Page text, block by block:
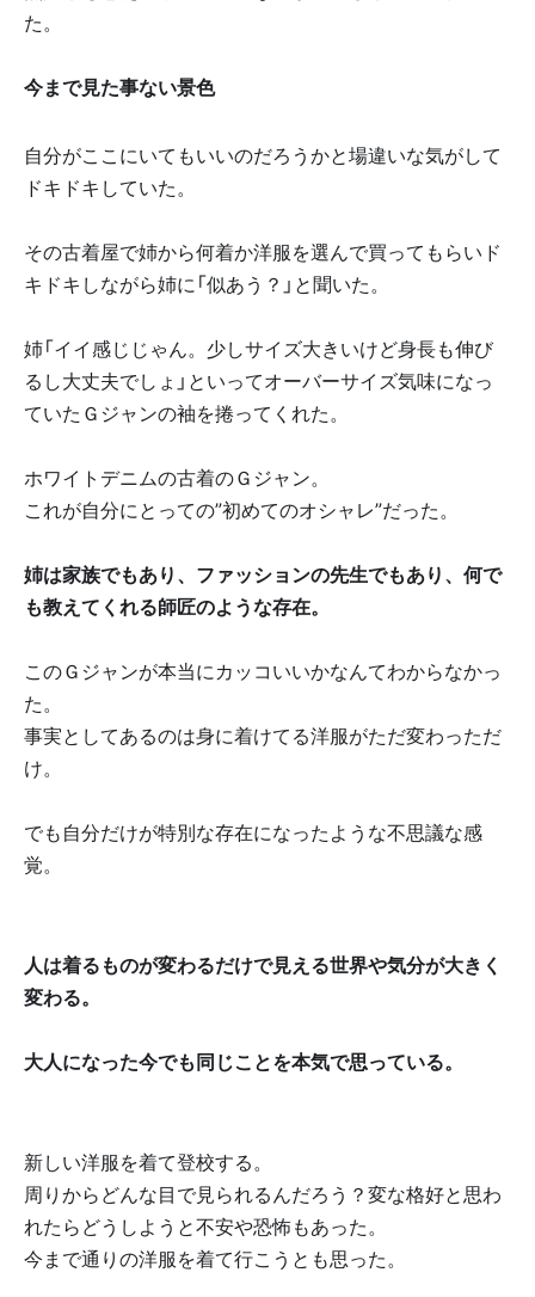
た。
今まで見た事ない景色
自分がここにいてもいいのだろうかと場違いな気がして
ドキドキしていた。
その古着屋で姉から何着か洋服を選んで買ってもらいド
キドキしながら姉に「似あう？」と聞いた。
姉「イイ感じじゃん。少しサイズ大きいけど身長も伸び
るし大丈夫でしょ」といってオーバーサイズ気味になっ
ていたＧジャンの袖を捲ってくれた。
ホワイトデニムの古着のＧジャン。
これが自分にとっての”初めてのオシャレ”だった。
姉は家族でもあり、ファッションの先生でもあり、何で
も教えてくれる師匠のような存在。
このＧジャンが本当にカッコいいかなんてわからなかっ
た。
事実としてあるのは身に着けてる洋服がただ変わっただ
け。
でも自分だけが特別な存在になったような不思議な感
覚。
人は着るものが変わるだけで見える世界や気分が大きく
変わる。
大人になった今でも同じことを本気で思っている。
新しい洋服を着て登校する。
周りからどんな目で見られるんだろう？変な格好と思わ
れたらどうしようと不安や恐怖もあった。
今まで通りの洋服を着て行こうとも思った。